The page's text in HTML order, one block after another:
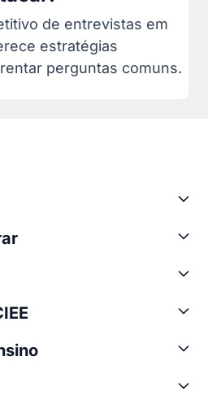
de entrevistas em
estratégias
perguntas comuns.